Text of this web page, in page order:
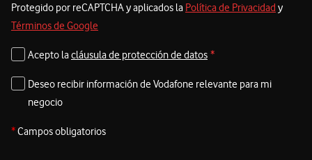
Protegido por reCAPTCHA y aplicados la Política de Privacidad y
Términos de Google
Acepto lacláusula de protección de datos *
Deseo recibir información de Vodafone relevante para mi
negocio
*Campos obligatorios